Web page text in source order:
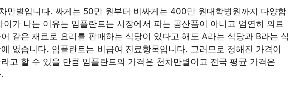
만별입니다. 싸게는 50만 원부터 비싸게는 400만 원대학병원까지 다양합
가 나는 이유는 임플란트는 시장에서 파는 공산품이 아니고 엄연히 의료
같은 재료로 요리를 판매하는 식당이 있다고 해도 A라는 식당과 B라는 식
없습니다. 임플란트는 비급여 진료항목입니다. 그러므로 정해진 가격이
고 할 수 있을 만큼 임플란트의 가격은 천차만별이고 전국 평균 가격은